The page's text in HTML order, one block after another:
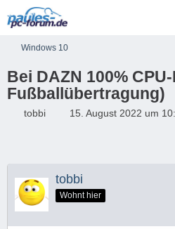
Windows 10
Bei DAZN 100%
Fußballübertragung)
tobbi 15. August 2022 um
tobbi
Wohnt hier